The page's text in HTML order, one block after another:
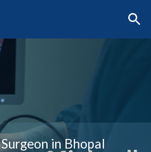
Skip to navigation
in Bhopal